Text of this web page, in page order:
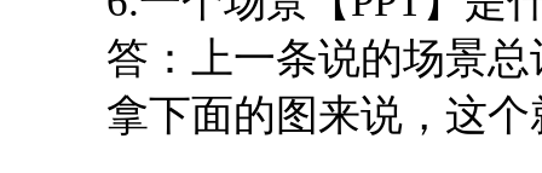
答：上一条说的场景
拿下面的图来说，这